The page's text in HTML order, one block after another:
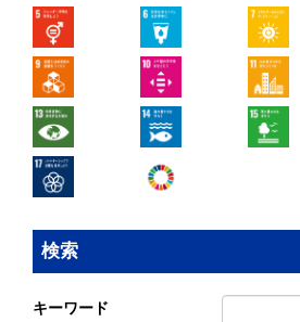
検索
キーワード